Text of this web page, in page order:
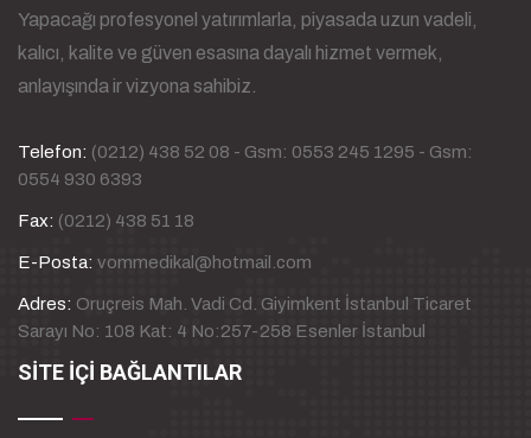
Yapacağı profesyonel yatırımlarla, piyasada uzun vadeli,
kalıcı, kalite ve güven esasına dayalı hizmet vermek,
anlayışında ir vizyona sahibiz.
Telefon: (0212) 438 52 08 - Gsm: 0553 245 1295 - Gsm:
0554 930 6393
Fax: (0212) 438 51 18
E-Posta: vommedikal@hotmail.com
Adres: Oruçreis Mah. Vadi Cd. Giyimkent İstanbul Ticaret
Sarayı No: 108 Kat: 4 No:257-258 Esenler İstanbul
SİTE İÇİ BAĞLANTILAR